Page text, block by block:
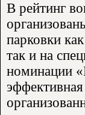
В рейтинг
парковки
так и на
номинации